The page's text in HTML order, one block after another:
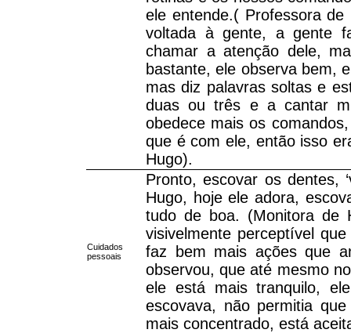
ele entende.( Professora
voltada à gente, a gente
chamar a atenção dele,
bastante, ele observa bem,
mas diz palavras soltas e
duas ou três e a cantar
obedece mais os
que é com ele, então isso
Hugo).
Cuidados
pessoais
Pronto, escovar os dentes,
Hugo, hoje ele adora,
tudo de boa. (Monitora de
visivelmente perceptível
faz bem mais ações que
observou, que até mesmo
ele está mais tranquilo,
escovava, não permitia
mais concentrado, está